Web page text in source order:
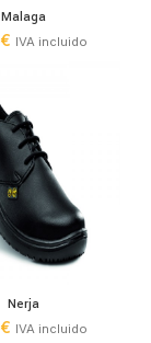
Malaga
€ IVA incluido
Nerja
€ IVA incluido